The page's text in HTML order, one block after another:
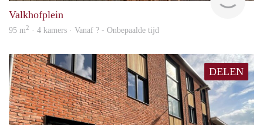
Valkhofplein
95 m2 · 4 kamers · Vanaf ? - Onbepaalde tijd
DELEN